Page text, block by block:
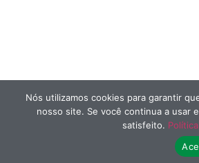
Nós utilizamos cookies para garantir
nosso site. Se você continua a usar
satisfeito.